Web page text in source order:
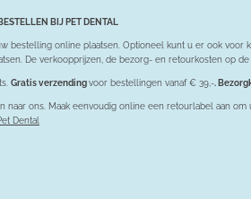
BIJ PET DENTAL
online plaatsen. Optioneel kunt u er ook voor
De verkoopprijzen, de bezorg- en retourkosten op de
Gratis verzendingvoor bestellingen vanaf € 39,-.
naar ons. Maak eenvoudig online een retourlabel aan
Dental